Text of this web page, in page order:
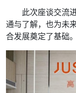
此次座谈交流进
通与了解，也为未
合发展奠定了基础。